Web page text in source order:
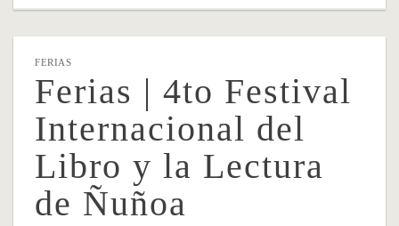
FERIAS
Ferias | 4to Festival
Internacional del
Libro y la Lectura
de Ñuñoa